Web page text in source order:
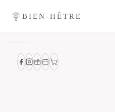
BIEN-HÊTRE